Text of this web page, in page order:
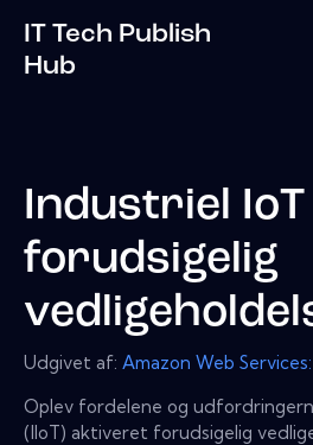
IT Tech Publish
Hub
Industriel IoT
forudsigelig
Udgivet af: Amazon Web
Oplev fordelene og
(IIoT) aktiveret forudsigelig